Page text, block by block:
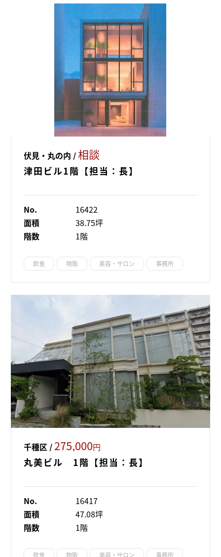
伏見・丸の内 /相談
津田ビル1階【担当：長】
No.
16422
面積
38.75坪
階数
1階
飲食 物販 美容・サロン 事務所
千種区 / 275,000円
丸美ビル 1階【担当：長】
No.
16417
面積
47.08坪
階数
1階
飲食 物販 美容・サロン 事務所